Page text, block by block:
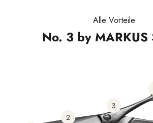
Alle Vorteile
No. 3 by MARKUS
2
3